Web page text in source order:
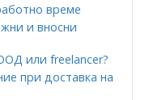
време
и вносни
или freelancer?
при доставка на